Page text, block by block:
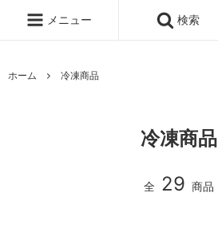
メニュー 検索
ホーム 冷凍商品
冷凍商品
全 29 商品